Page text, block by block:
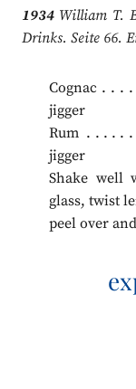
1934William T.
Drinks. Seite 66.
Cognac . .
jigger
Rum . . . . .
jigger
Shake well
glass, twist
peel over